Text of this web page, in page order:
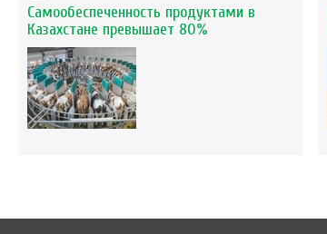
Самообеспеченность продуктами в
Казахстане превышает 80%